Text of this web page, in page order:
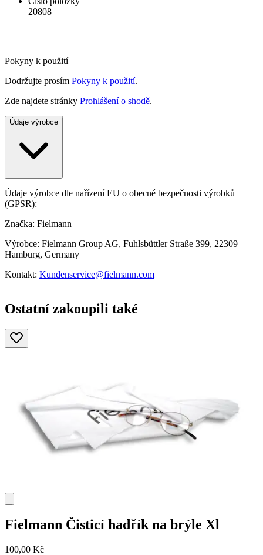
20808
Pokyny k použití
Dodržujte prosím Pokyny k použití.
Zde najdete stránky Prohlášení o shodě.
Údaje výrobce
Údaje výrobce dle nařízení EU o obecné bezpečnosti výrobků
(GPSR):
Značka: Fielmann
Výrobce: Fielmann Group AG, Fuhlsbüttler Straße 399, 22309
Hamburg, Germany
Kontakt: Kundenservice@fielmann.com
Ostatní zakoupili také
Fielmann Čisticí hadřík na brýle Xl
100,00 Kč